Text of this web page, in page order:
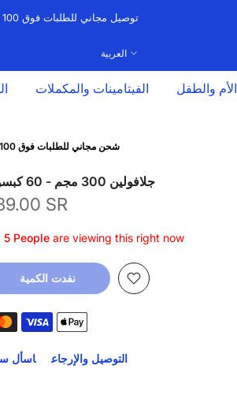
توصيل مجاني للطلبات فوق 100 ريال داخل جدة والرياض وخميس مشيط وابها
العربية
الفيتامينات والمكملات
الأم والطفل
شحن مجاني للطلبات فوق 100 ريال داخل جدة والرياض وخميس مشيط وابها
جلافولين 300 مجم - 60 كبسولة
SR
11 People are viewing this right now
نفدت الكمية
التوصيل والإرجاع اسأل